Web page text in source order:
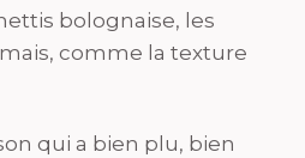
bolognaise, les
comme la texture
qui a bien plu, bien